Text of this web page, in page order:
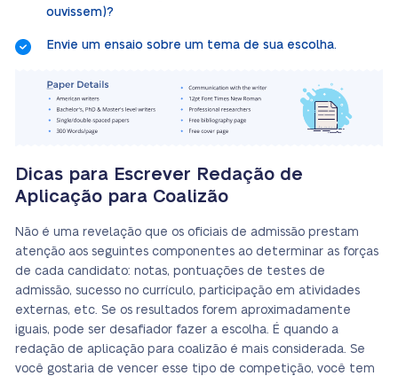
ouvissem)?
Envie um ensaio sobre um tema de sua escolha.
Dicas para Escrever Redação de
Aplicação para Coalizão
Não é uma revelação que os oficiais de admissão prestam
atenção aos seguintes componentes ao determinar as forças
de cada candidato: notas, pontuações de testes de
admissão, sucesso no currículo, participação em atividades
externas, etc. Se os resultados forem aproximadamente
iguais, pode ser desafiador fazer a escolha. É quando a
redação de aplicação para coalizão é mais considerada. Se
você gostaria de vencer esse tipo de competição, você tem